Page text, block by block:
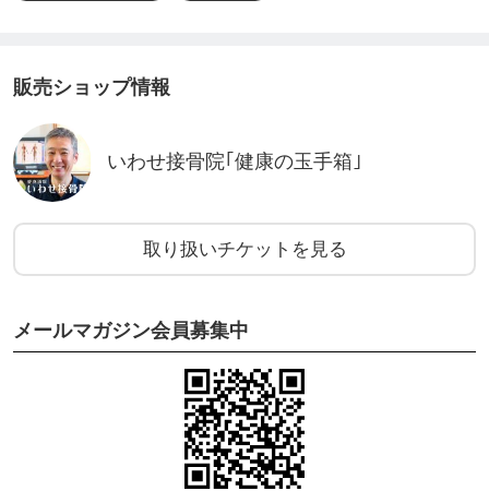
ます。
健康に問題がある時は、ご自宅で週に3〜4回ハー
モナイズを実施して、1ヶ月に一回のペースで波動テ
スト(プログラム更新)されることをお奨めします。
健康を維持するために、ご自宅で週に2〜3回ハー
モナイズして、2〜3か月くらいのペースで波動テス
す。
販売ショップ情報
いわせ接骨院｢健康の玉手箱｣
取り扱いチケットを見る
メールマガジン会員募集中